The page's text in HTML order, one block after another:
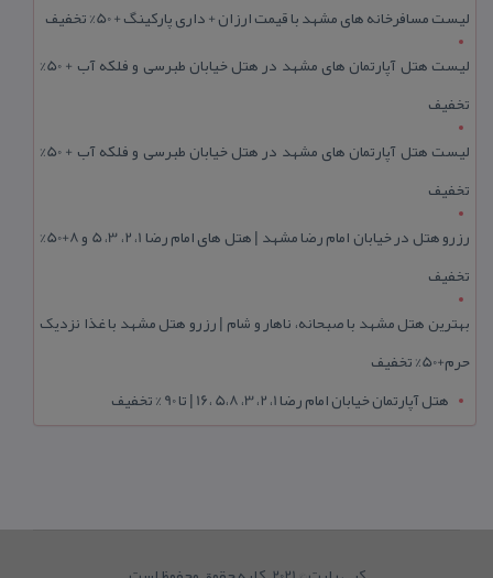
لیست مسافرخانه های مشهد با قیمت ارزان + داری پارکینگ + 50% تخفیف
لیست هتل آپارتمان های مشهد در هتل خیابان طبرسی و فلکه آب + 50%
تخفیف
لیست هتل آپارتمان های مشهد در هتل خیابان طبرسی و فلکه آب + 50%
تخفیف
رزرو هتل در خیابان امام رضا مشهد | هتل‌ های امام رضا 1، 2، 3، 5 و 8+50%
تخفیف
بهترین هتل مشهد با صبحانه، ناهار و شام | رزرو هتل مشهد با غذا نزدیک
حرم+50% تخفیف
هتل آپارتمان خیابان امام رضا 1، 2، 3، 5،8 ،16 | تا 90 % تخفیف